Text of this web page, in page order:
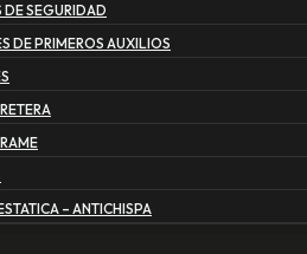
DE SEGURIDAD
DE PRIMEROS AUXILIOS
– ANTICHISPA